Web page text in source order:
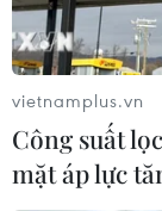
vietnamplus.vn
Công suất
mặt áp lực